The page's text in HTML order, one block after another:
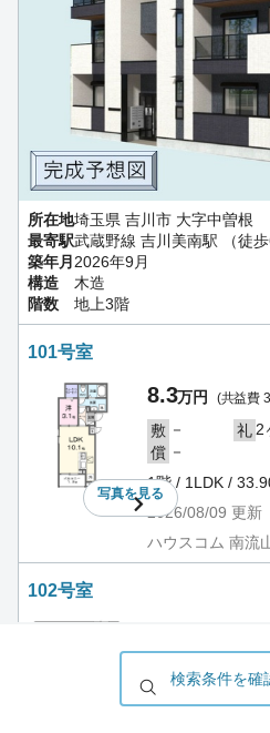
所在地埼玉県 吉川市 大字中曽根
最寄駅武蔵野線 吉川美南駅 （徒歩
築年月 2026年9月
構造
木造
階数
地上3階
101号室
写真を見る
8.3万円 (共益費
敷 － 礼 2
償 －
1階 / 1LDK /
2026/08/09 更新
ハウスコム 南流
102号室
－ 礼
償
－
検索条件を確